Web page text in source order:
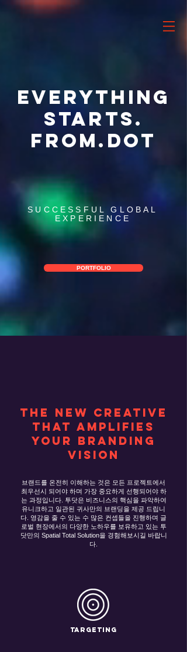
EVERYTHING
STARTS.
FROM.DOT
SUCCESSFUL GLOBAL
EXPERIENCE
PORTFOLIO
THE NEW CREATIVE
THAT AMPLIFIES
YOUR BRANDING
VISION
브랜드를 온전히 이해하는 것은 모든 프로젝트에서
최우선시 되어야 하며 가장 중요하게 선행되어야 하
는 과정입니다. 투닷은 비즈니스의 핵심을 파악하여
유니크하고 일관된 귀사만의 브랜딩을 제공 드립니
다. 영감을 줄 수 있는 수 많은 컨셉들을 진행하며 글
로벌 현장에서의 다양한 노하우를 보유하고 있는 투
닷만의 Spatial Total Solution을 경험해보시길 바랍니
다.
targeting